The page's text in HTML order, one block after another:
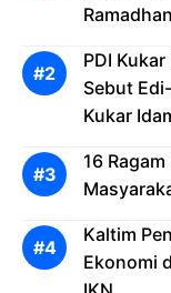
Ramadhan
PDI
Sebut
Kukar
16
Kaltim
Ekonomi